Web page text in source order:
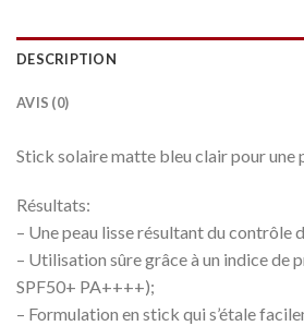
DESCRIPTION
AVIS (0)
Stick solaire matte bleu clair pour une
Résultats:
– Une peau lisse résultant du contrôle
– Utilisation sûre grâce à un indice de
SPF50+ PA++++);
– Formulation en stick qui s’étale